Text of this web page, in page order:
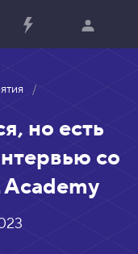
но есть
со
Academy